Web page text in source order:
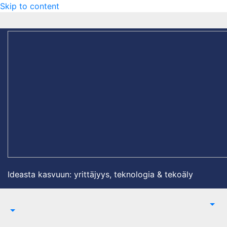
Skip to content
Ideasta kasvuun: yrittäjyys, teknologia & tekoäly